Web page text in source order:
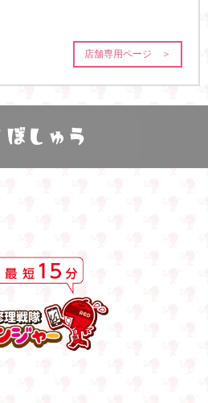
店舗専用ページ ＞